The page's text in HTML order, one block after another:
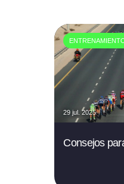
29 jul. 2025
Consejos